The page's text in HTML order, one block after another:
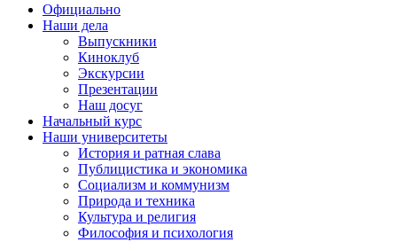
Официально
Наши дела
Выпускники
Киноклуб
Экскурсии
Презентации
Наш досуг
Начальный курс
Наши университеты
История и ратная слава
Публицистика и экономика
Социализм и коммунизм
Природа и техника
Культура и религия
Философия и психология